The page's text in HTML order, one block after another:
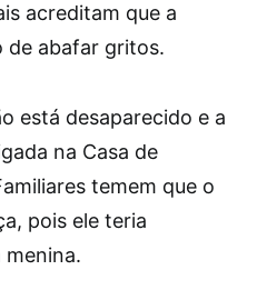
acreditam que a
de abafar gritos.
está desaparecido e a
na Casa de
temem que o
pois ele teria
menina.